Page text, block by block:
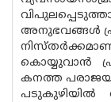
അനുഭവങ്ങള്‍
കൊയ്യുവാന്‍
കനത്ത
പടുകുഴിയില്‍